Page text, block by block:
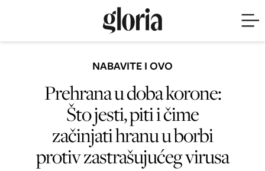
NABAVITE I OVO
Prehrana u doba korone:
Što jesti, piti i čime
začinjati hranu u borbi
protiv zastrašujućeg virusa